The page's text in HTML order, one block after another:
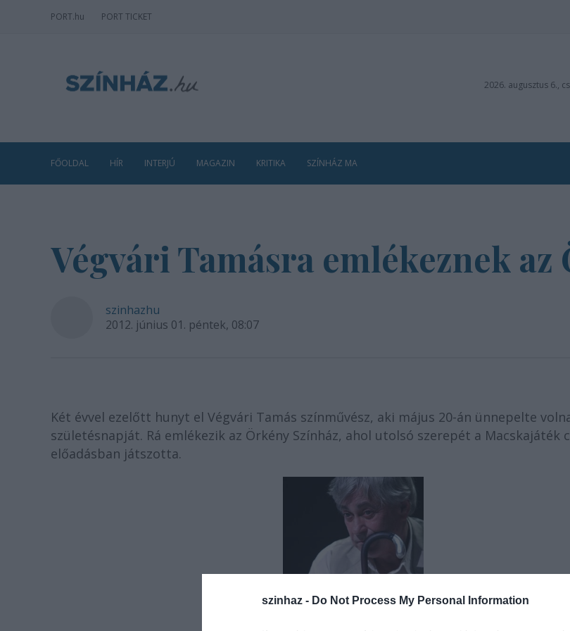
szinhaz - Do Not Process My Personal Information
PORT.hu PORT TICKET
2026. augusztus 6.,
FŐOLDAL HÍR INTERJÚ MAGAZIN KRITIKA SZÍNHÁZ MA
Végvári Tamásra emlékeznek az
szinhazhu
2012. június 01. péntek, 08:07
Két évvel ezelőtt hunyt el Végvári Tamás színművész, aki május 20-án ünnepelte
születésnapját. Rá emlékezik az Örkény Színház, ahol utolsó szerepét a Macskajáték
előadásban játszotta.